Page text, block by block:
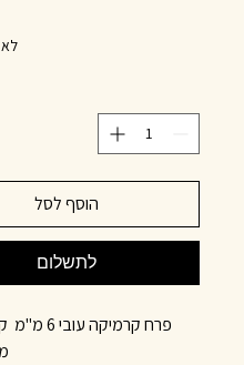
הוסף לסל
לתשלום
פרח קרמיקה עובי 6 מ"מ קוטר 4 ס"מ